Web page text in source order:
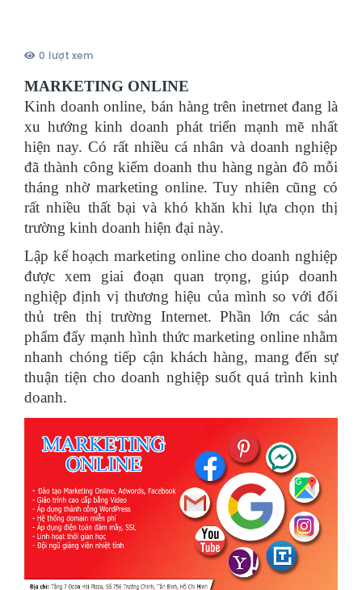
0 lượt xem
MARKETING ONLINE
Kinh doanh online, bán hàng trên inetrnet đang là
xu hướng kinh doanh phát triển mạnh mẽ nhất
hiện nay. Có rất nhiều cá nhân và doanh nghiệp
đã thành công kiếm doanh thu hàng ngàn đô mỗi
tháng nhờ marketing online. Tuy nhiên cũng có
rất nhiều thất bại và khó khăn khi lựa chọn thị
trường kinh doanh hiện đại này.
Lập kế hoạch marketing online cho doanh nghiệp
được xem giai đoạn quan trọng, giúp doanh
nghiệp định vị thương hiệu của mình so với đối
thủ trên thị trường Internet. Phần lớn các sản
phẩm đẩy mạnh hình thức marketing online nhằm
nhanh chóng tiếp cận khách hàng, mang đến sự
thuận tiện cho doanh nghiệp suốt quá trình kinh
doanh.